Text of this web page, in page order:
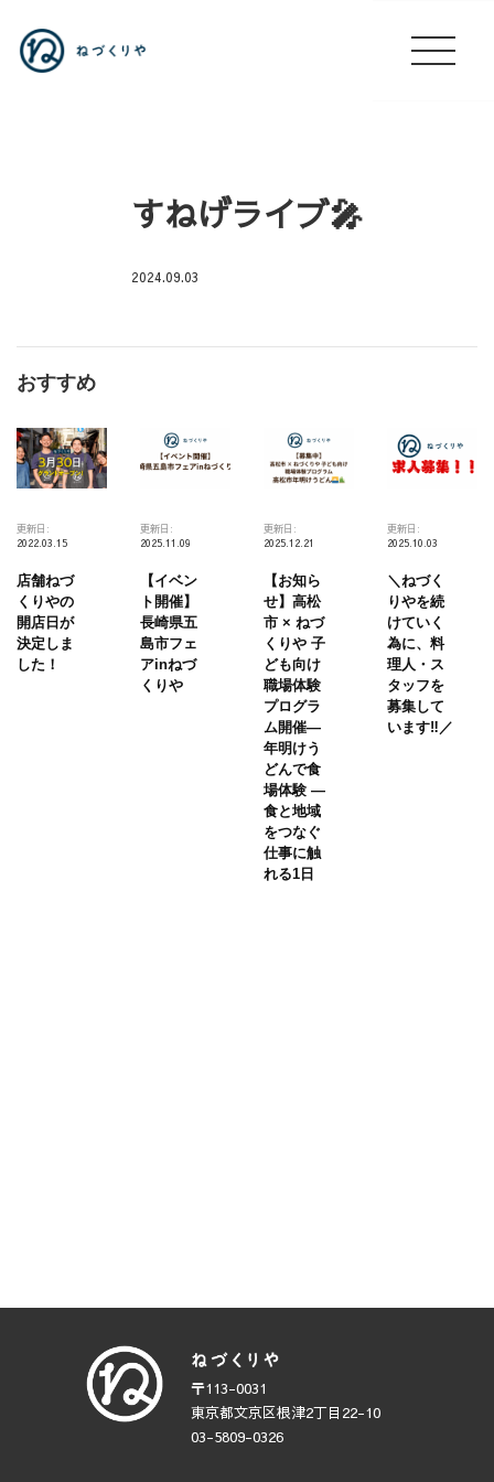
すねげライブ🎤
2024.09.03
テ
ル
ラ
フ
ィ
出
店
おすすめ
更新日:
2022.03.15
店舗ねづ
くりやの
開店日が
決定しま
した！
更新日:
2025.11.09
【イベン
ト開催】
長崎県五
島市フェ
アinねづ
くりや
更新日:
2025.12.21
【お知ら
せ】高松
市 × ねづ
くりや 子
ども向け
職場体験
プログラ
ム開催―
年明けう
どんで食
場体験 ―
食と地域
をつなぐ
仕事に触
れる1日
更新日:
2025.10.03
＼ねづく
りやを続
けていく
為に、料
理人・ス
タッフを
募集して
います‼️／
〒113-0031
東京都文京区根津2丁目22-10
03-5809-0326